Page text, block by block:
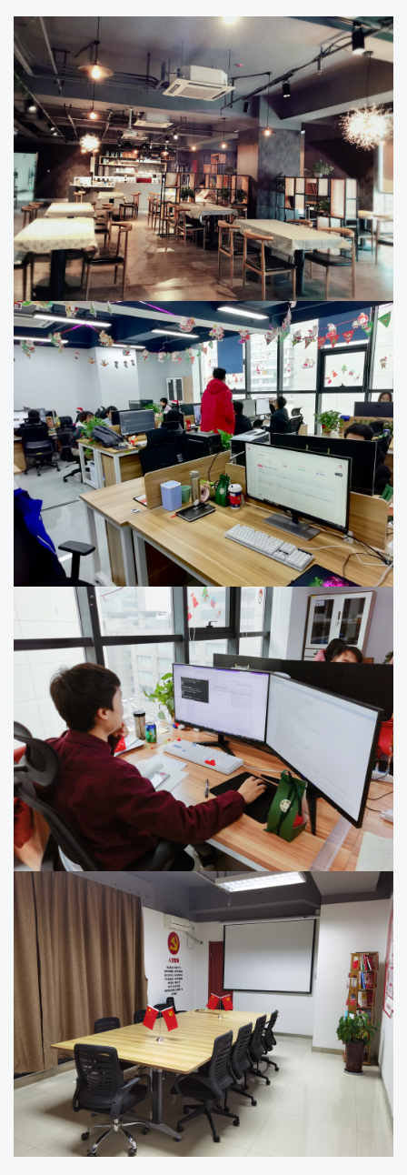
生活区
咖啡厅
办公区
办公室
办公区
办公室